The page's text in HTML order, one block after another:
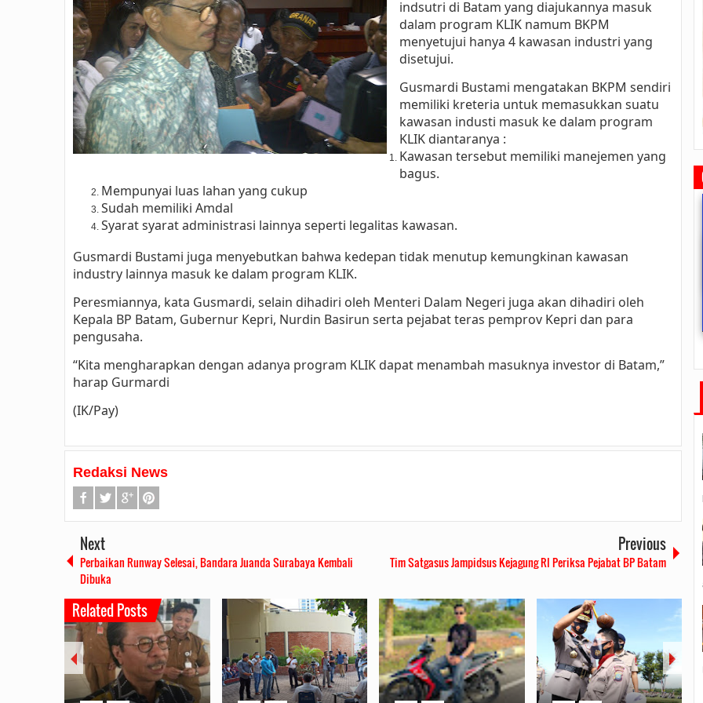
indsutri di Batam yang diajukannya masuk
dalam program KLIK namum BKPM
menyetujui hanya 4 kawasan industri yang
disetujui.
Gusmardi Bustami mengatakan BKPM sendiri
memiliki kreteria untuk memasukkan suatu
kawasan industi masuk ke dalam program
KLIK diantaranya :
Kawasan tersebut memiliki manejemen yang
bagus.
Mempunyai luas lahan yang cukup
Sudah memiliki Amdal
Syarat syarat administrasi lainnya seperti legalitas kawasan.
Gusmardi Bustami juga menyebutkan bahwa kedepan tidak menutup kemungkinan kawasan
industry lainnya masuk ke dalam program KLIK.
Peresmiannya, kata Gusmardi, selain dihadiri oleh Menteri Dalam Negeri juga akan dihadiri oleh
Kepala BP Batam, Gubernur Kepri, Nurdin Basirun serta pejabat teras pemprov Kepri dan para
pengusaha.
“Kita mengharapkan dengan adanya program KLIK dapat menambah masuknya investor di Batam,”
harap Gurmardi
(IK/Pay)
Redaksi News
Next
Perbaikan Runway Selesai, Bandara Juanda Surabaya Kembali
Dibuka
Previous
Tim Satgasus Jampidsus Kejagung RI Periksa Pejabat BP Batam
Related Posts
Rudi Sampaikan Rencana
Pembangunan Batam
Rudi Tinjau Pemupukan Pohon dan
Kesiapan Pelebaran Jalan
Safari Ramadhan Walikota
Silahturahmi Dan Komunikasi